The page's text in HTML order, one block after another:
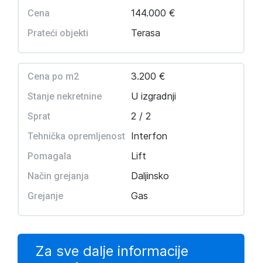
Cena 144.000 €
Prateći objekti Terasa
Cena po m2 3.200 €
Stanje nekretnine U izgradnji
Sprat 2 / 2
Tehnička opremljenost Interfon
Pomagala Lift
Način grejanja Daljinsko
Grejanje Gas
Za sve dalje informacije